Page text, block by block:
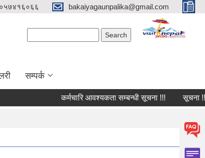
०५७४१६०६६ bakaiyagaunpalika@gmail.com
सम्पर्क
कर्मचारि आवश्यकता सम्बन्धी सूचना !!! सूचना !!!